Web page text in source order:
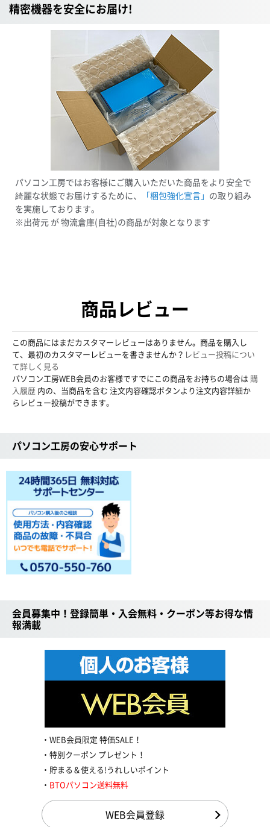
精密機器を安全にお届け!
パソコン工房ではお客様にご購入いただいた商品をより安全で
綺麗な状態でお届けするために、
「梱包強化宣言」 の取り組み
を実施しております。
※出荷元 が 物流倉庫(自社)の商品が対象となります
商品レビュー
この商品にはまだカスタマーレビューはありません。商品を購入し
て、最初のカスタマーレビューを書きませんか？ レビュー投稿につい
て詳しく見る
パソコン工房WEB会員のお客様ですでにこの商品をお持ちの場合は 購
入履歴 内の、当商品を含む 注文内容確認ボタンより注文内容詳細か
らレビュー投稿ができます。
パソコン工房の安心サポート
会員募集中！登録簡単・入会無料・クーポン等お得な情
報満載
WEB会員限定 特価SALE！
特別クーポン プレゼント！
貯まる＆使える!うれしいポイント
BTOパソコン送料無料
WEB会員登録